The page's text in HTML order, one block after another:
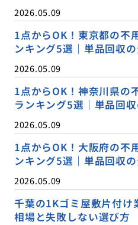
2026.05.09
1点からOK！東京都の不
ンキング5選｜単品回収
2026.05.09
1点からOK！神奈川県の
ランキング5選｜単品回
2026.05.09
1点からOK！大阪府の不
ンキング5選｜単品回収
2026.05.09
千葉の1Kゴミ屋敷片付け
相場と失敗しない選び方